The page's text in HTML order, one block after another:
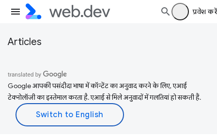
प्रवेश करें
Articles
Google आपकी पसंदीदा भाषा में कॉन्टेंट का अनुवाद करने के लिए, एआई
टेक्नोलॉजी का इस्तेमाल करता है. एआई से मिले अनुवादों में गलतियां हो सकती हैं.